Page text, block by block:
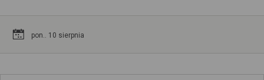
pon.. 10 sierpnia